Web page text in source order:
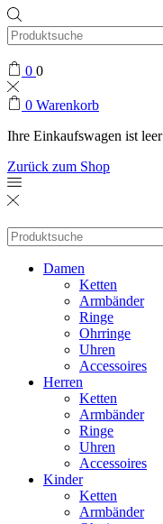
Search
input
0 0
0 Warenkorb
Ihre Einkaufswagen ist leer
Zurück zum Shop
Search
input
Damen
Ketten
Armbänder
Ringe
Ohrringe
Uhren
Accessoires
Herren
Ketten
Armbänder
Ringe
Uhren
Accessoires
Kinder
Ketten
Armbänder